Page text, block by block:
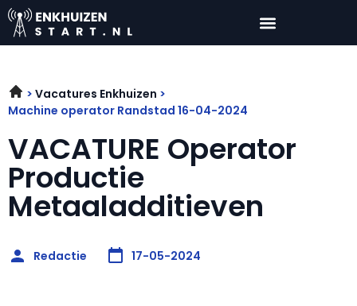
Vacatures Enkhuizen
Machine operator Randstad 16-04-2024
VACATURE Operator
Productie
Metaaladditieven
Redactie 17-05-2024